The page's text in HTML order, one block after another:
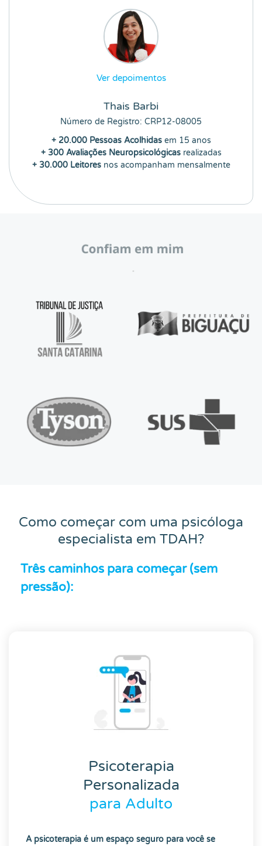
Ver depoimentos
Thais Barbi
Número de Registro: CRP12-08005
+ 20.000 Pessoas Acolhidas em 15 anos
+ 300 Avaliações Neuropsicológicasrealizadas
+ 30.000 Leitoresnos acompanham mensalmente
Como começar com uma psicóloga
especialista em TDAH?
Três caminhos para começar (sem
pressão):
Psicoterapia
Personalizada
para Adulto
A psicoterapia é um espaço seguro para você se